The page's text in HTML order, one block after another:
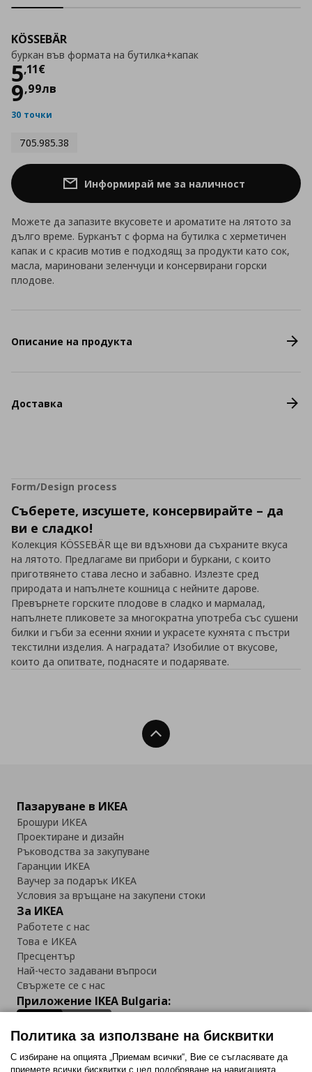
KÖSSEBÄR
буркан във формата на бутилка+капак
5,11€
Цена
9,99лв
30 точки
705.985.38
Информирай ме за наличност
Можете да запазите вкусовете и ароматите на лятото за
дълго време. Бурканът с форма на бутилка с херметичен
капак и с красив мотив е подходящ за продукти като сок,
масла, мариновани зеленчуци и консервирани горски
плодове.
Описание на продукта
Доставка
Form/Design process
Съберете, изсушете, консервирайте – да
ви е сладко!
Колекция KÖSSEBÄR ще ви вдъхнови да съхраните вкуса
на лятото. Предлагаме ви прибори и буркани, с които
приготвянето става лесно и забавно. Излезте сред
природата и напълнете кошница с нейните дарове.
Превърнете горските плодове в сладко и мармалад,
напълнете пликовете за многократна употреба със сушени
билки и гъби за есенни яхнии и украсете кухнята с пъстри
текстилни изделия. А наградата? Изобилие от вкусове,
които да опитвате, поднасяте и подарявате.
Нагоре
Пазаруване в ИКЕА
Брошури ИКЕА
Проектиране и дизайн
Ръководства за закупуване
Гаранции ИКЕА
Ваучер за подарък ИКЕА
Условия за връщане на закупени стоки
За ИКЕА
Работете с нас
Това е ИКЕА
Пресцентър
Най-често задавани въпроси
Свържете се с нас
Приложение IKEA Bulgaria:
Политика за използване на бисквитки
С избиране на опцията „Приемам всички“, Вие се съгласявате да
приемете всички бисквитки с цел подобряване на навигацията,